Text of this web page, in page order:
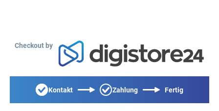
Checkout by
Kontakt Zahlung Fertig